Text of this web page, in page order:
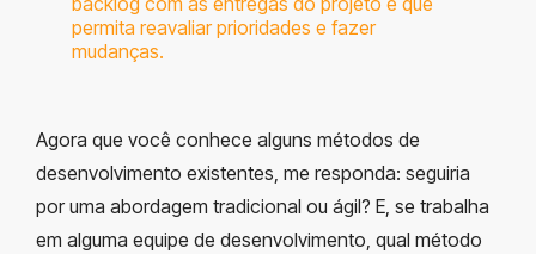
permita reavaliar prioridades e fazer
mudanças.
Agora que você conhece alguns métodos de
desenvolvimento existentes, me responda: seguiria
por uma abordagem tradicional ou ágil? E, se trabalha
em alguma equipe de desenvolvimento, qual método